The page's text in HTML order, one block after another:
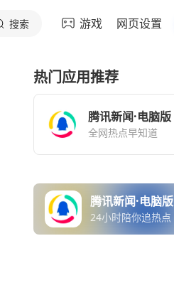
搜索 游戏 网页设置
热门应用推荐
腾讯新闻·电脑版
全网热点早知道
腾讯新闻·电脑版
24小时陪你追热点